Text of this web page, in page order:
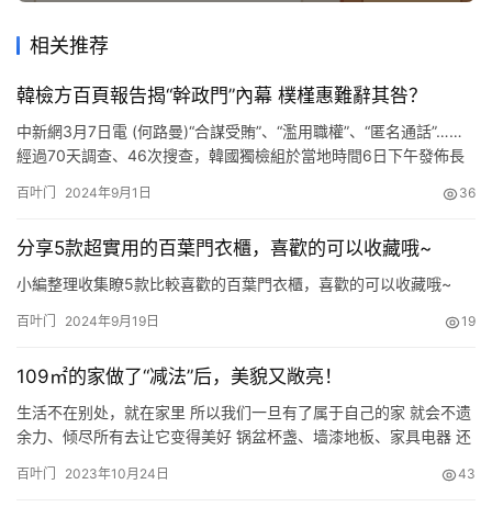
相关推荐
韓檢方百頁報告揭“幹政門”內幕 樸槿惠難辭其咎？
中新網3月7日電 (何路曼)“合謀受賄”、“濫用職權”、“匿名通話”……
經過70天調查、46次搜查，韓國獨檢組於當地時間6日下午發佈長
統樸槿惠、崔順實和三星電子副會長李在鎔等30多名人士的主要嫌
查期限沒有被延長，但對樸槿惠的調查並未就此…
百叶门 2024年9月1日 36
分享5款超實用的百葉門衣櫃，喜歡的可以收藏哦~
小編整理收集瞭5款比較喜歡的百葉門衣櫃，喜歡的可以收藏哦~
百叶门 2024年9月19日 19
109㎡的家做了“减法”后，美貌又敞亮！
生活不在别处，就在家里 所以我们一旦有了属于自己的家 就会不遗
余力、倾尽所有去让它变得美好 锅盆杯盏、墙漆地板、家具电器 还
松鼠储存榛子那样 都搬回自己的小巢里 yaya的家就是这样看着千般
百叶门 2023年10月24日 43